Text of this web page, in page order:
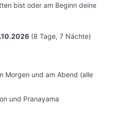
bist oder am Beginn deine
(8 Tage, 7 Nächte)
Morgen und am Abend (alle
und Pranayama